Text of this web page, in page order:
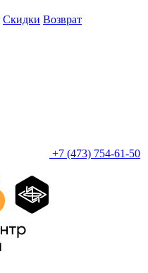
Скидки Возврат
+7 (473) 754-61-50